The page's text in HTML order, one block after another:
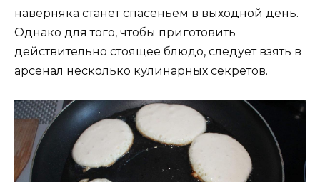
наверняка станет спасеньем в выходной день.
Однако для того, чтобы приготовить
действительно стоящее блюдо, следует взять в
арсенал несколько кулинарных секретов.